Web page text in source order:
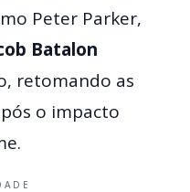
Peter Parker,
Batalon
retomando as
o impacto